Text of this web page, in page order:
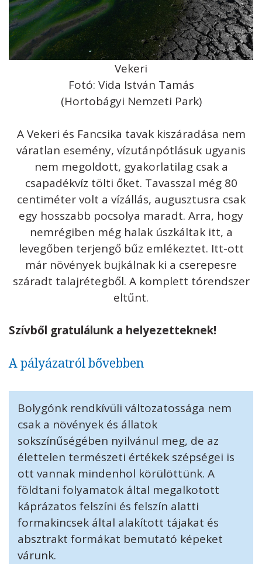
Vekeri
Fotó: Vida István Tamás
(Hortobágyi Nemzeti Park)
A Vekeri és Fancsika tavak kiszáradása nem
váratlan esemény, vízutánpótlásuk ugyanis
nem megoldott, gyakorlatilag csak a
csapadékvíz tölti őket. Tavasszal még 80
centiméter volt a vízállás, augusztusra csak
egy hosszabb pocsolya maradt. Arra, hogy
nemrégiben még halak úszkáltak itt, a
levegőben terjengő bűz emlékeztet. Itt-ott
már növények bujkálnak ki a cserepesre
száradt talajrétegből. A komplett tórendszer
eltűnt.
Szívből gratulálunk a helyezetteknek!
A pályázatról bővebben
Bolygónk rendkívüli változatossága nem
csak a növények és állatok
sokszínűségében nyilvánul meg, de az
élettelen természeti értékek szépségei is
ott vannak mindenhol körülöttünk. A
földtani folyamatok által megalkotott
káprázatos felszíni és felszín alatti
formakincsek által alakított tájakat és
absztrakt formákat bemutató képeket
várunk.